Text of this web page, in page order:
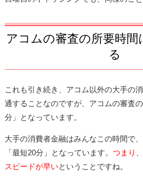
アコムの審査の所要時間
る
これも引き続き、アコム以外の大手の
通することなのですが、アコムの審査
分」となっています。
大手の消費者金融はみんなこの時間で
「最短20分」となっています。つまり
スピードが早いということですね。